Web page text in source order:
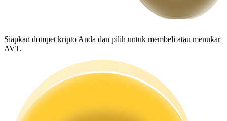
Dapatkan imbalan kompetitif setiap hari
Siapkan dompet kripto Anda dan pilih untuk membeli atau menukar
AVT.